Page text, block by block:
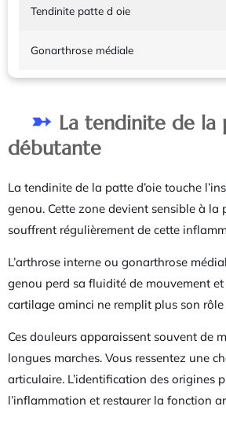
Tendinite patte d oie
Gonarthrose médiale
La tendinite de la
débutante
La tendinite de la patte d’oie touche
genou. Cette zone devient sensible à
souffrent régulièrement de cette
L’arthrose interne ou gonarthrose
genou perd sa fluidité de mouvement
cartilage aminci ne remplit plus son
Ces douleurs apparaissent souvent de
longues marches. Vous ressentez une
articulaire. L’identification des origines
l’inflammation et restaurer la fonction